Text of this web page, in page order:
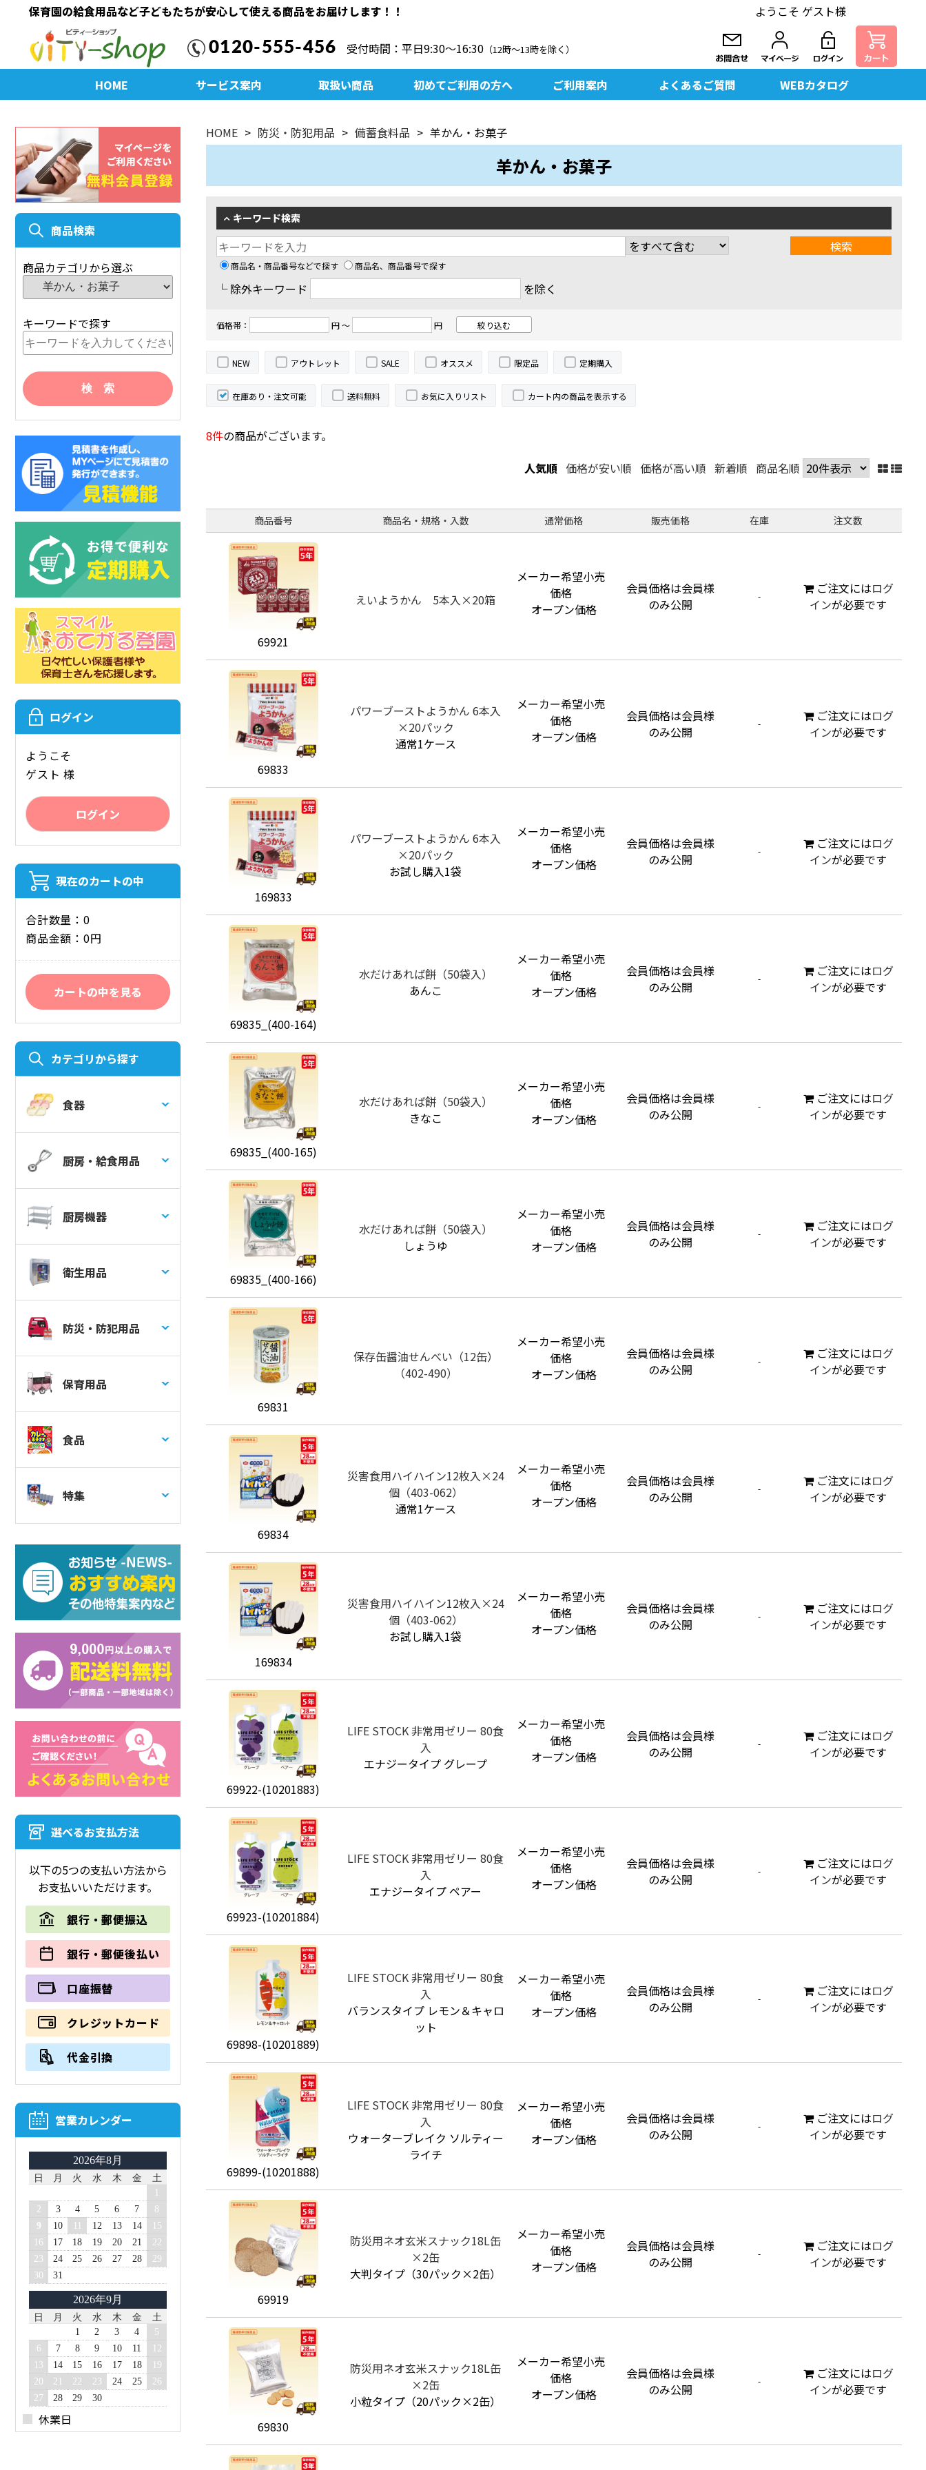
保育園の給食用品など子どもたちが安心して使える商品をお届けします！！
0120-555-456 受付時間：平日9:30〜16:30（12時～13時を除く）
ようこそ ゲスト様
HOME サービス案内 取扱い商品 初めてご利用の方へ ご利用案内 よくあるご質問 WEBカタログ
商品検索
商品カテゴリから選ぶ
キーワードで探す
ログイン
ようこそ
ゲスト 様
ログイン
現在のカートの中
合計数量：0
商品金額：0円
カートの中を見る
カテゴリから探す
食器
厨房・給食用品
厨房機器
衛生用品
防災・防犯用品
保育用品
食品
特集
選べるお支払方法
以下の5つの支払い方法から
お支払いいただけます。
銀行・郵便振込
銀行・郵便後払い
口座振替
クレジットカード
代金引換
営業カレンダー
2026年8月
日 月 火 水 木 金
土
2
3 4 5 6 7
8
9
10 12 13 14
15
16
17 18 19 20 21
22
23
24 25 26 27 28
29
30
31
2026年9月
日 月 火 水 木 金
土
1
2 3 4
5
6
7 8 9 10 11
12
13
14 15 16 17 18
19
20
21 22 23 24 25
26
27
28 29 30
休業日
HOME 防災・防犯用品 備蓄食料品 羊かん・お菓子
羊かん・お菓子
キーワード検索
商品名・商品番号などで探す 商品名、商品番号で探す
└ 除外キーワード を除く
価格帯： 円 ～ 円
NEW アウトレット SALE オススメ 限定品 定期購入
在庫あり・注文可能 送料無料 お気に入りリスト カート内の商品を表示する
8件の商品がございます。
人気順 価格が安い順 価格が高い順 新着順 商品名順
商品番号 商品名・規格・入数 通常価格 販売価格 在庫 注文数
69921
えいようかん 5本入×20箱
メーカー希望小売
価格
オープン価格
会員価格は会員様
のみ公開
- ご注文にはログ
インが必要です
69833
パワーブーストようかん 6本入
×20パック
通常1ケース
メーカー希望小売
価格
オープン価格
会員価格は会員様
のみ公開
- ご注文にはログ
インが必要です
169833
パワーブーストようかん 6本入
×20パック
お試し購入1袋
メーカー希望小売
価格
オープン価格
会員価格は会員様
のみ公開
- ご注文にはログ
インが必要です
69835_(400-164)
水だけあれば餅（50袋入）
あんこ
メーカー希望小売
価格
オープン価格
会員価格は会員様
のみ公開
- ご注文にはログ
インが必要です
69835_(400-165)
水だけあれば餅（50袋入）
きなこ
メーカー希望小売
価格
オープン価格
会員価格は会員様
のみ公開
- ご注文にはログ
インが必要です
69835_(400-166)
水だけあれば餅（50袋入）
しょうゆ
メーカー希望小売
価格
オープン価格
会員価格は会員様
のみ公開
- ご注文にはログ
インが必要です
69831
保存缶醤油せんべい（12缶）
（402-490）
メーカー希望小売
価格
オープン価格
会員価格は会員様
のみ公開
- ご注文にはログ
インが必要です
69834
災害食用ハイハイン12枚入×24
個（403-062）
通常1ケース
メーカー希望小売
価格
オープン価格
会員価格は会員様
のみ公開
- ご注文にはログ
インが必要です
169834
災害食用ハイハイン12枚入×24
個（403-062）
お試し購入1袋
メーカー希望小売
価格
オープン価格
会員価格は会員様
のみ公開
- ご注文にはログ
インが必要です
69922-(10201883)
LIFE STOCK 非常用ゼリー 80食
入
エナジータイプ グレープ
メーカー希望小売
価格
オープン価格
会員価格は会員様
のみ公開
- ご注文にはログ
インが必要です
69923-(10201884)
LIFE STOCK 非常用ゼリー 80食
入
エナジータイプ ペアー
メーカー希望小売
価格
オープン価格
会員価格は会員様
のみ公開
- ご注文にはログ
インが必要です
69898-(10201889)
LIFE STOCK 非常用ゼリー 80食
入
バランスタイプ レモン＆キャロ
ット
メーカー希望小売
価格
オープン価格
会員価格は会員様
のみ公開
- ご注文にはログ
インが必要です
69899-(10201888)
LIFE STOCK 非常用ゼリー 80食
入
ウォーターブレイク ソルティー
ライチ
メーカー希望小売
価格
オープン価格
会員価格は会員様
のみ公開
- ご注文にはログ
インが必要です
69919
防災用ネオ玄米スナック18L缶
×2缶
大判タイプ（30パック×2缶）
メーカー希望小売
価格
オープン価格
会員価格は会員様
のみ公開
- ご注文にはログ
インが必要です
69830
防災用ネオ玄米スナック18L缶
×2缶
小粒タイプ（20パック×2缶）
メーカー希望小売
価格
オープン価格
会員価格は会員様
のみ公開
- ご注文にはログ
インが必要です